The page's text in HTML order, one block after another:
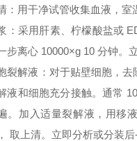
：用干净试管收集血液，
：采用肝素、柠檬酸盐或
步离心 10000×g 10 分钟。
裂解液：对于贴壁细胞，
液和细胞充分接触。通常
。加入适量裂解液，用移
取上清。立即分析或分装后